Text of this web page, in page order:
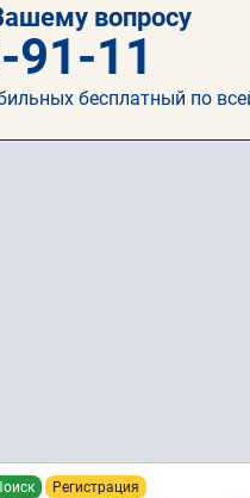
вопросу
91-11
бесплатный по
Регистрация